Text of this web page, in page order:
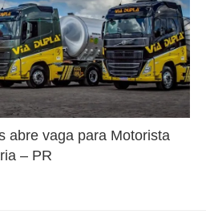
abre vaga para Motorista
– PR